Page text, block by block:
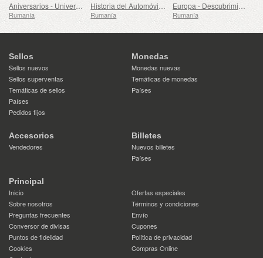
Aniversarios - Universidad de Medicina, Farmacia, Ciencia y Tecnología George Emil Palade de Targu Mures
Rumanía
Historia del Automóvil (II)
Rumanía
Europa - Descubrimientos Arqueológicos Nacionales
Rumanía
Sellos
Sellos nuevos
Sellos superventas
Temáticas de sellos
Países
Pedidos fijos
Monedas
Monedas nuevas
Temáticas de monedas
Países
Accesorios
Vendedores
Billetes
Nuevos billetes
Países
Principal
Inicio
Ofertas especiales
Sobre nosotros
Términos y condiciones
Preguntas frecuentes
Envío
Conversor de divisas
Cupones
Puntos de fidelidad
Política de privacidad
Cookies
Compras Online